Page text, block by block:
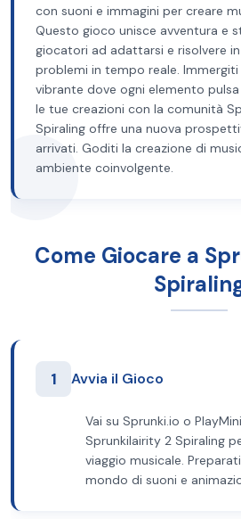
con suoni e immagini per creare
Questo gioco unisce avventura e
giocatori ad adattarsi e risolvere
problemi in tempo reale.
vibrante dove ogni elemento
le tue creazioni con la comunità
Spiraling offre una nuova
arrivati. Goditi la creazione di
ambiente coinvolgente.
Come Giocare a
1 Avvia il Gioco
Vai su Sprunki.io o
Sprunkilairity 2 Spiraling
viaggio musicale.
mondo di suoni e